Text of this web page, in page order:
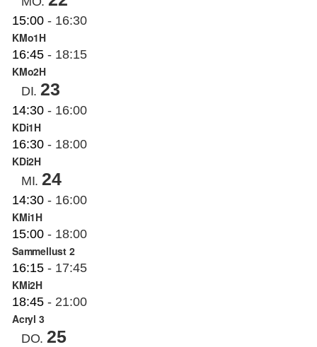
SUCHE
NACH:
15:00 - 16:30
KMo1H
16:45 - 18:15
KMo2H
DI. 23
14:30 - 16:00
KDi1H
16:30 - 18:00
KDi2H
MI. 24
14:30 - 16:00
KMi1H
15:00 - 18:00
Sammellust 2
16:15 - 17:45
KMi2H
18:45 - 21:00
Acryl 3
DO. 25